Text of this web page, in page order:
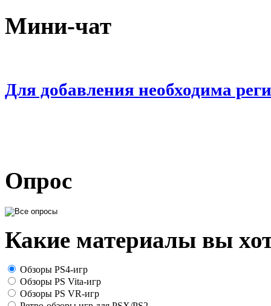
Мини-чат
Для добавления необходима
Опрос
Какие материалы вы
Обзоры PS4-игр
Обзоры PS Vita-игр
Обзоры PS VR-игр